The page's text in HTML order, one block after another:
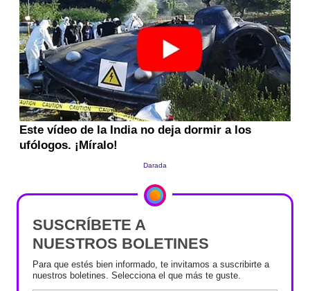
SUSCRÍBETE A
NUESTROS BOLETINES
Para que estés bien informado, te invitamos a suscribirte a
nuestros boletines. Selecciona el que más te guste.